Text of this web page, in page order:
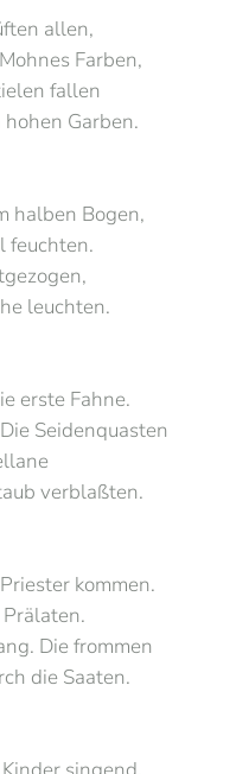
allen,
Farben,
fallen
Garben.
halben Bogen,
feuchten.
leuchten.
erste Fahne.
Seidenquasten
verblaßten.
kommen.
Die frommen
die Saaten.